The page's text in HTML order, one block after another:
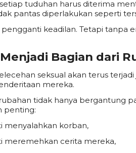
tuduhan harus diterima
pantas diperlakukan seperti
keadilan. Tetapi tanpa
Bagian dari
seksual akan terus
mereka.
tidak hanya bergantung
penting:
menyalahkan korban,
meremehkan cerita mereka,